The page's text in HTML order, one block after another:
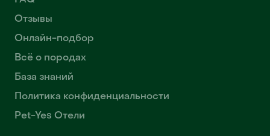
Отзывы
Онлайн-подбор
Всё о породах
База знаний
Политика конфиденциальности
Pet-Yes Отели